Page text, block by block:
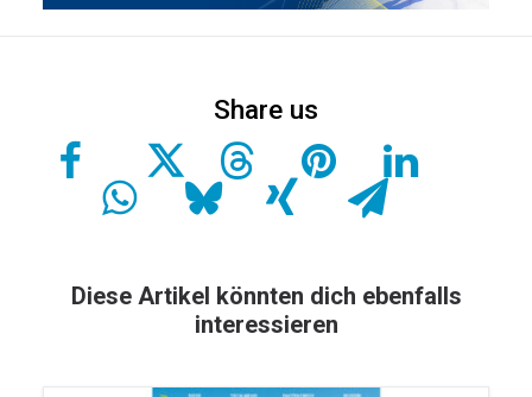
Diese Artikel könnten dich ebenfalls
interessieren